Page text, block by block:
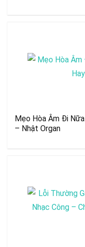
Mẹo Hòa Âm Đi
– Nhật Organ